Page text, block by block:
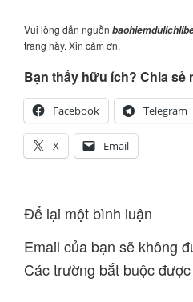
Vui lòng dẫn nguồn
trang này. Xin cảm ơn.
Bạn thấy hữu ích? Chia sẻ
Facebook Telegram
X Email
Để lại một bình luận
Email của bạn sẽ không
Các trường bắt buộc